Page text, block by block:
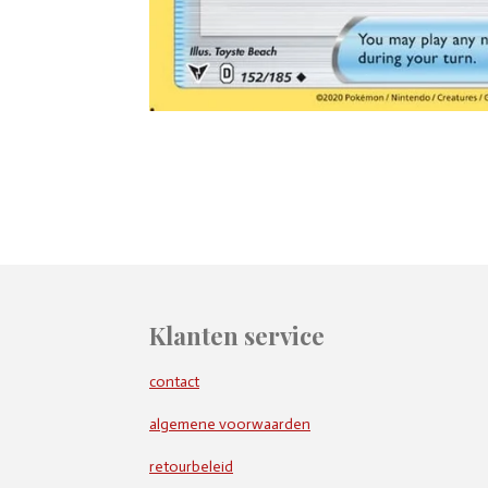
Klanten service
contact
algemene voorwaarden
retourbeleid